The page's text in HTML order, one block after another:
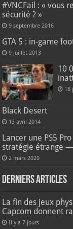
#VNCFail : « vous
sécurité ? »
9 septembre 2016
GTA 5 : in-game
9 juillet 2013
10
18
Black Desert
13 avril 2014
Lancer une PS5
stratégie étrange
2 mars 2020
Derniers articles
La fin des jeux
Capcom donnent
Il y a 7 jours